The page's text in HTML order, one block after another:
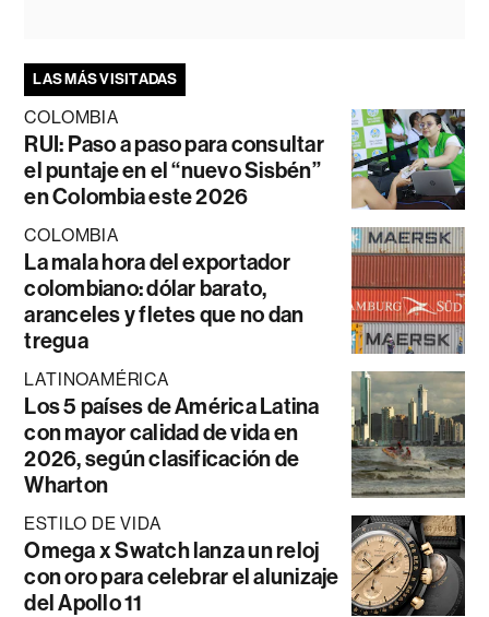
LAS MÁS VISITADAS
COLOMBIA
RUI: Paso a paso para consultar
el puntaje en el “nuevo Sisbén”
en Colombia este 2026
COLOMBIA
La mala hora del exportador
colombiano: dólar barato,
aranceles y fletes que no dan
tregua
LATINOAMÉRICA
Los 5 países de América Latina
con mayor calidad de vida en
2026, según clasificación de
Wharton
ESTILO DE VIDA
Omega x Swatch lanza un reloj
con oro para celebrar el alunizaje
del Apollo 11